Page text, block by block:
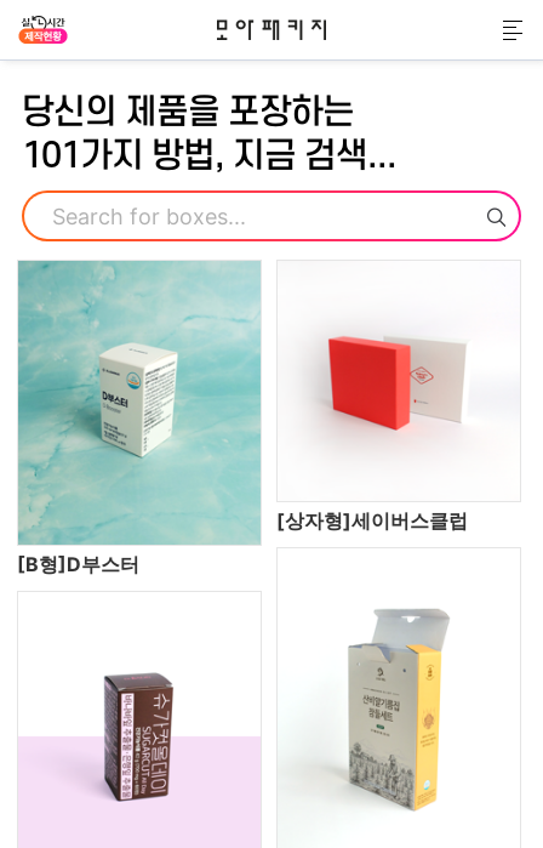
모아패키지
메
당신의 제품을 포장하는
101가지 방법, 지금 검색...
검색
[B형]D부스터
[상자형]세이버스클럽